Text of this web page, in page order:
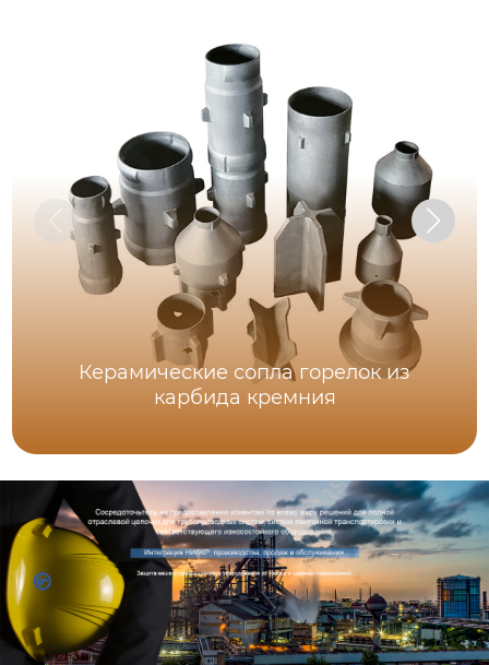
Керамические сопла горелок из
карбида кремния